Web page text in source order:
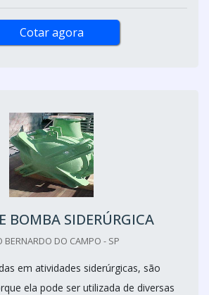
Cotar agora
BOMBA SIDERÚRGICA
DO CAMPO - SP
em atividades siderúrgicas, são
ela pode ser utilizada de diversas